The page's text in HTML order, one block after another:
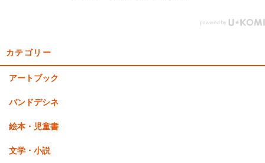
カテゴリー
アートブック
バンドデシネ
絵本・児童書
文学・小説